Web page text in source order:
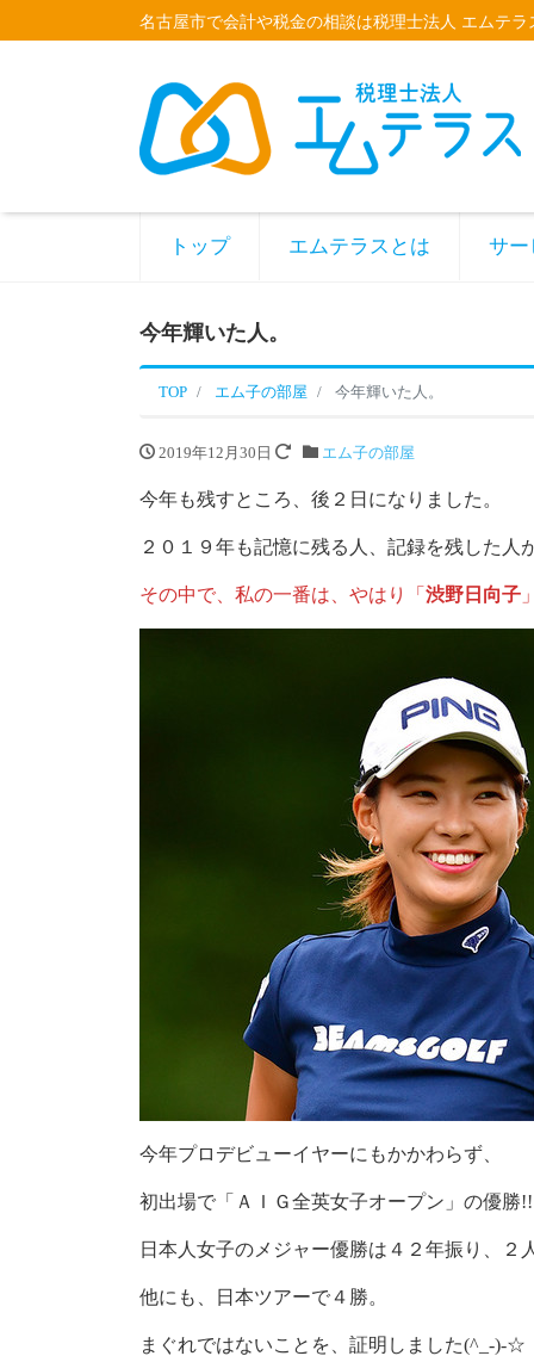
名古屋市で会計や税金の相談は税理士法人 エムテラ
トップ エムテラスとは サー
今年輝いた人。
TOP エム子の部屋 今年輝いた人。
2019年12月30日 エム子の部屋
今年も残すところ、後２日になりました。
２０１９年も記憶に残る人、記録を残した人
その中で、私の一番は、やはり「 渋野日向子
今年プロデビューイヤーにもかかわらず、
初出場で「ＡＩＧ全英女子オープン」の優勝!!
日本人女子のメジャー優勝は４２年振り、２
他にも、日本ツアーで４勝。
まぐれではないことを、証明しました(^_-)-☆